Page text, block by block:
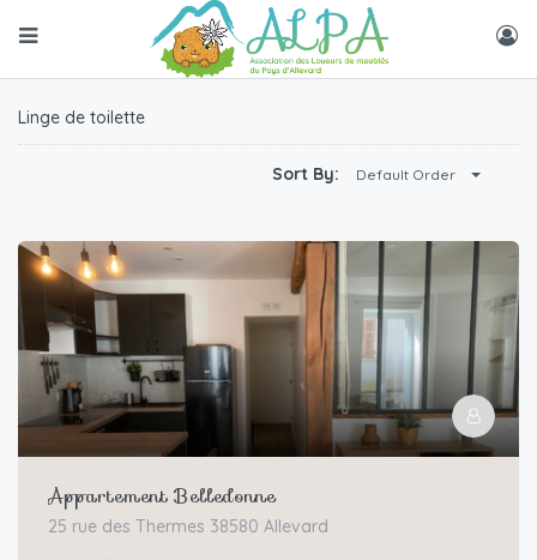
Linge de toilette
Sort By: Default Order
Appartement Belledonne
25 rue des Thermes 38580 Allevard